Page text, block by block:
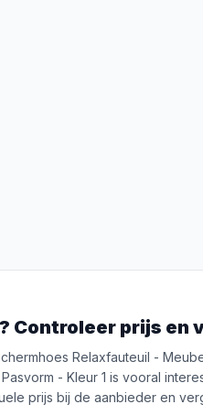
Controleer prijs en
Relaxfauteuil -
- Kleur 1 is vooral
prijs bij de aanbieder en